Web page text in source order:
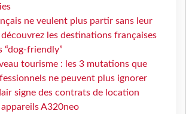
ne veulent plus partir sans leur
les destinations françaises
“dog-friendly”
tourisme : les 3 mutations que
ne peuvent plus ignorer
signe des contrats de location
A320neo